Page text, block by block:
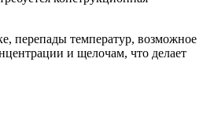
перепады температур, возможное
и щелочам, что делает